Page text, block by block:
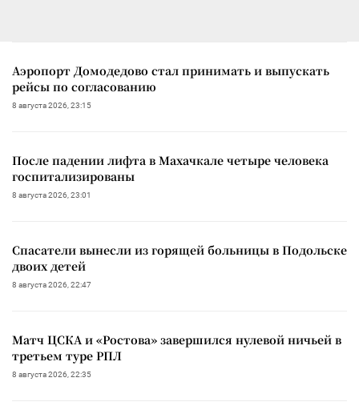
Аэропорт Домодедово стал принимать и выпускать
рейсы по согласованию
8 августа 2026, 23:15
После падении лифта в Махачкале четыре человека
госпитализированы
8 августа 2026, 23:01
Спасатели вынесли из горящей больницы в Подольске
двоих детей
8 августа 2026, 22:47
Матч ЦСКА и «Ростова» завершился нулевой ничьей в
третьем туре РПЛ
8 августа 2026, 22:35